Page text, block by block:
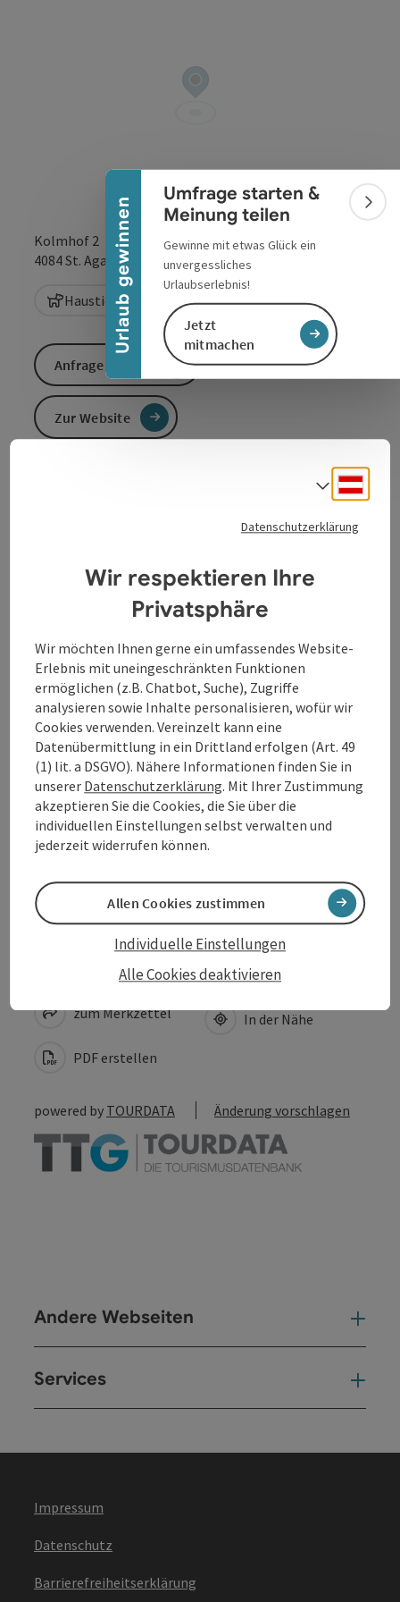
Urlaub gewinnen
Banner einklappen
Umfrage starten &
Meinung teilen
Gewinne mit etwas Glück ein
unvergessliches
Urlaubserlebnis!
Jetzt
mitmachen
Kolmhof 2
4084St. Agatha
Haustiere sind herzlich willkommen
Öffnungszeiten
Anreise/Lage
Eignung
Anfrage senden
Zur Website
Beitrag merken
zum Merkzettel
PDF erstellen
Beitrag drucken
In der Nähe
powered by TOURDATA Änderung vorschlagen
Andere Webseiten
Services
Impressum
Datenschutz
Barrierefreiheitserklärung
Datenschutzerklärung
Wir respektieren Ihre
Privatsphäre
Wir möchten Ihnen gerne ein umfassendes Website-
Erlebnis mit uneingeschränkten Funktionen
ermöglichen (z.B. Chatbot, Suche), Zugriffe
analysieren sowie Inhalte personalisieren, wofür wir
Cookies verwenden. Vereinzelt kann eine
Datenübermittlung in ein Drittland erfolgen (Art. 49
(1) lit. a DSGVO). Nähere Informationen finden Sie in
unserer Datenschutzerklärung. Mit Ihrer Zustimmung
akzeptieren Sie die Cookies, die Sie über die
individuellen Einstellungen selbst verwalten und
jederzeit widerrufen können.
Alle Cookies deaktivieren
Individuelle Einstellungen
Allen Cookies zustimmen